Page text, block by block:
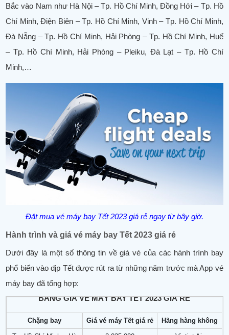
Bắc vào Nam như Hà Nội – Tp. Hồ Chí Minh, Đồng Hới – Tp. Hồ
Chí Minh, Điện Biên – Tp. Hồ Chí Minh, Vinh – Tp. Hồ Chí Minh,
Đà Nẵng – Tp. Hồ Chí Minh, Hải Phòng – Tp. Hồ Chí Minh, Huế
– Tp. Hồ Chí Minh, Hải Phòng – Pleiku, Đà Lạt – Tp. Hồ Chí
Minh,…
Đặt mua vé máy bay Tết 2023 giá rẻ ngay từ bây giờ.
Hành trình và giá vé máy bay Tết 2023 giá rẻ
Dưới đây là một số thông tin về giá vé của các hành trình bay
phổ biến vào dịp Tết được rút ra từ những năm trước mà App vé
máy bay đã tổng hợp:
BẢNG GIÁ VÉ MÁY BAY TẾT 2023 GIÁ RẺ
Chặng bay Giá vé máy Tết giá rẻ Hãng hàng không